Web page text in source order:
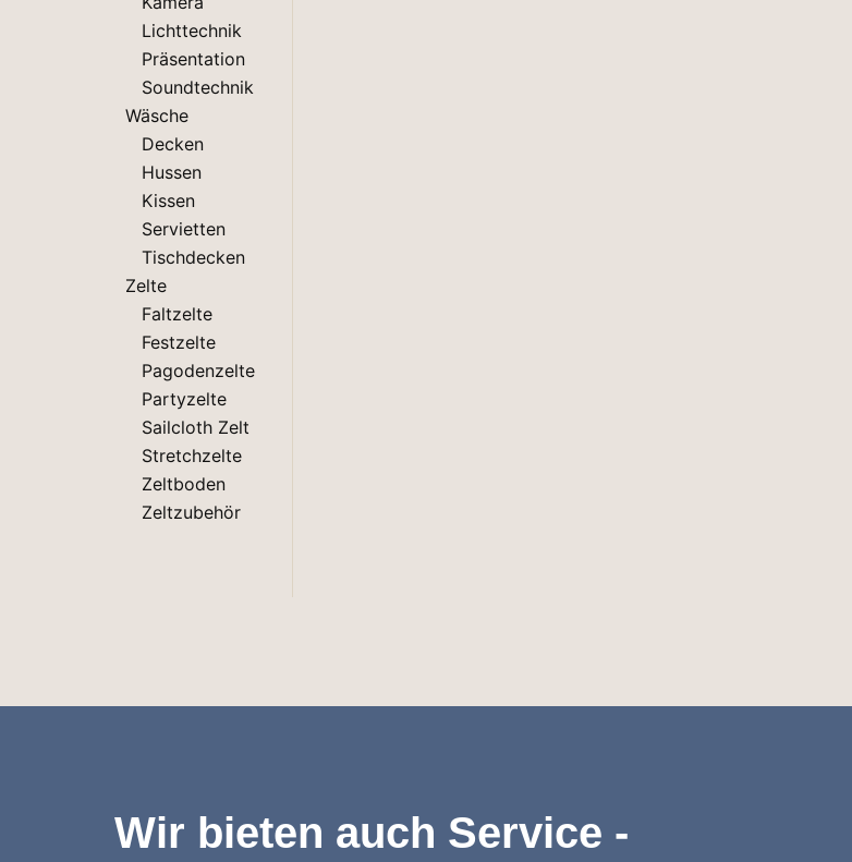
Lichttechnik
Präsentation
Soundtechnik
Wäsche
Decken
Hussen
Kissen
Servietten
Tischdecken
Zelte
Faltzelte
Festzelte
Pagodenzelte
Partyzelte
Sailcloth Zelt
Stretchzelte
Zeltboden
Zeltzubehör
Wir bieten auch Service -